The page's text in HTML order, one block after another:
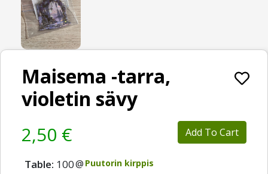
Maisema -tarra,
violetin sävy
2,50 € Add To Cart
Table: 100@ Puutorin kirppis